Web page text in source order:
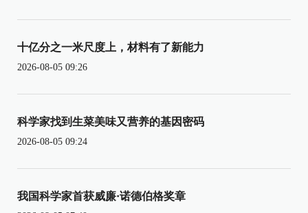
十亿分之一米尺度上，材料有了新能力
2026-08-05 09:26
科学家找到生菜美味又营养的基因密码
2026-08-05 09:24
我国科学家首获威廉·诺德伯格奖章